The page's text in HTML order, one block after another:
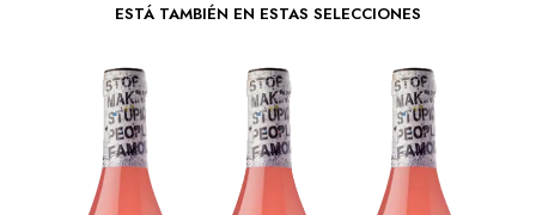
ESTÁ TAMBIÉN EN ESTAS SELECCIONES